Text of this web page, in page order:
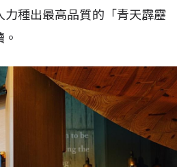
種出最高品質的「青天霹靂